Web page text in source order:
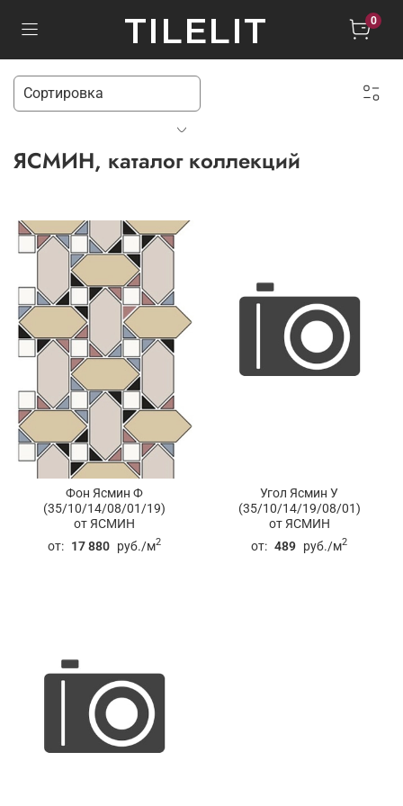
TILELIT 0
ЯСМИН, каталог коллекций
Фон Ясмин Ф
(35/10/14/08/01/19)
от ЯСМИН
от: 17 880 руб./м2
Угол Ясмин У
(35/10/14/19/08/01)
от ЯСМИН
от: 489 руб./м2